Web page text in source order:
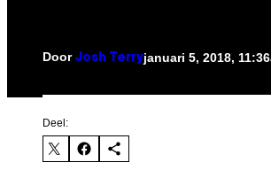
Door Josh Terryjanuari 5, 2018,
Deel: